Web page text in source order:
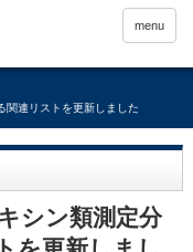
menu
関連リストを更新しました
シン類測定分